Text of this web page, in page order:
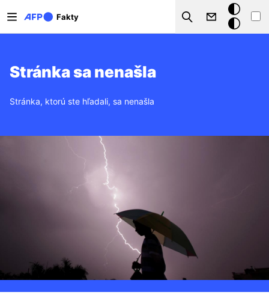
Fakty
Search
Tmavý
režim
Stránka sa nenašla
Stránka, ktorú ste hľadali, sa nenašla